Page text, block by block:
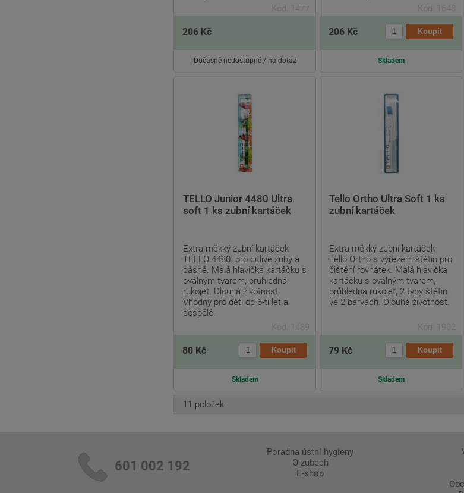
Kód: 1477
206 Kč
Dočasně nedostupné / na dotaz
Kód: 1648
206 Kč
Skladem
TELLO Junior 4480 Ultra
soft 1 ks zubní kartáček
Extra měkký zubní kartáček
TELLO 4480 pro citlivé zuby a
dásně. Malá hlavička kartáčku s
oválným tvarem, průhledná
rukojeť. Dlouhá životnost.
Vhodný pro děti od 6-ti let a
dospělé.
Kód: 1489
80 Kč
Skladem
Tello Ortho Ultra Soft 1 ks
zubní kartáček
Extra měkký zubní kartáček
Tello Ortho s výřezem štětin pro
čištění rovnátek. Malá hlavička
kartáčku s oválným tvarem,
průhledná rukojeť, 2 typy štětin
ve 2 barvách. Dlouhá životnost.
Kód: 1902
79 Kč
Skladem
11 položek
601 002 192
Poradna ústní hygieny
O zubech
E-shop